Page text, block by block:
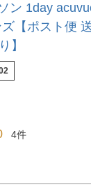
ン 1day
【ポスト便
】
4